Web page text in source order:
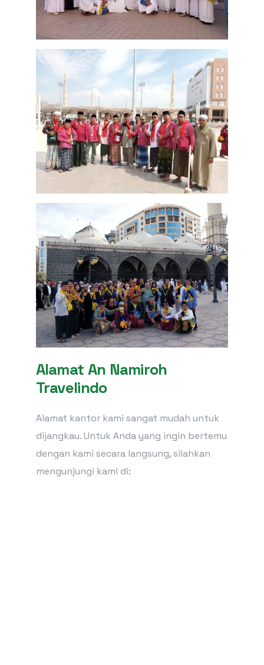
Alamat An Namiroh
Travelindo
Alamat kantor kami sangat mudah untuk
dijangkau. Untuk Anda yang ingin bertemu
dengan kami secara langsung, silahkan
mengunjungi kami di: